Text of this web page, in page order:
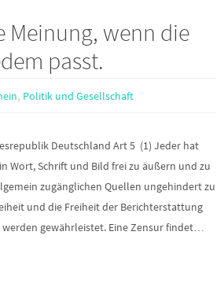
Meinung, wenn die
passt.
, Politik und Gesellschaft
Deutschland Art 5 (1) Jeder hat
Wort, Schrift und Bild frei zu äußern und zu
zugänglichen Quellen ungehindert zu
und die Freiheit der Berichterstattung
gewährleistet. Eine Zensur findet…